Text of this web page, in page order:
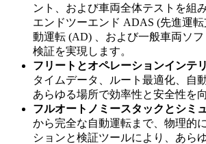
ント、および車両全体テストを組
エンドツーエンド ADAS (先進運
動運転 (AD) 、および一般車両ソ
検証を実現します。
フリートとオペレーションインテ
タイムデータ、ルート最適化、自
あらゆる場所で効率性と安全性を
フルオートノミースタックとシミ
から完全な自動運転まで、物理的
ションと検証ツールにより、あら